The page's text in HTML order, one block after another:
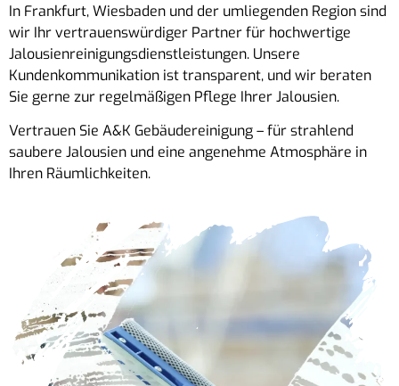
In Frankfurt, Wiesbaden und der umliegenden Region sind
wir Ihr vertrauenswürdiger Partner für hochwertige
Jalousienreinigungsdienstleistungen. Unsere
Kundenkommunikation ist transparent, und wir beraten
Sie gerne zur regelmäßigen Pflege Ihrer Jalousien.
Vertrauen Sie A&K Gebäudereinigung – für strahlend
saubere Jalousien und eine angenehme Atmosphäre in
Ihren Räumlichkeiten.